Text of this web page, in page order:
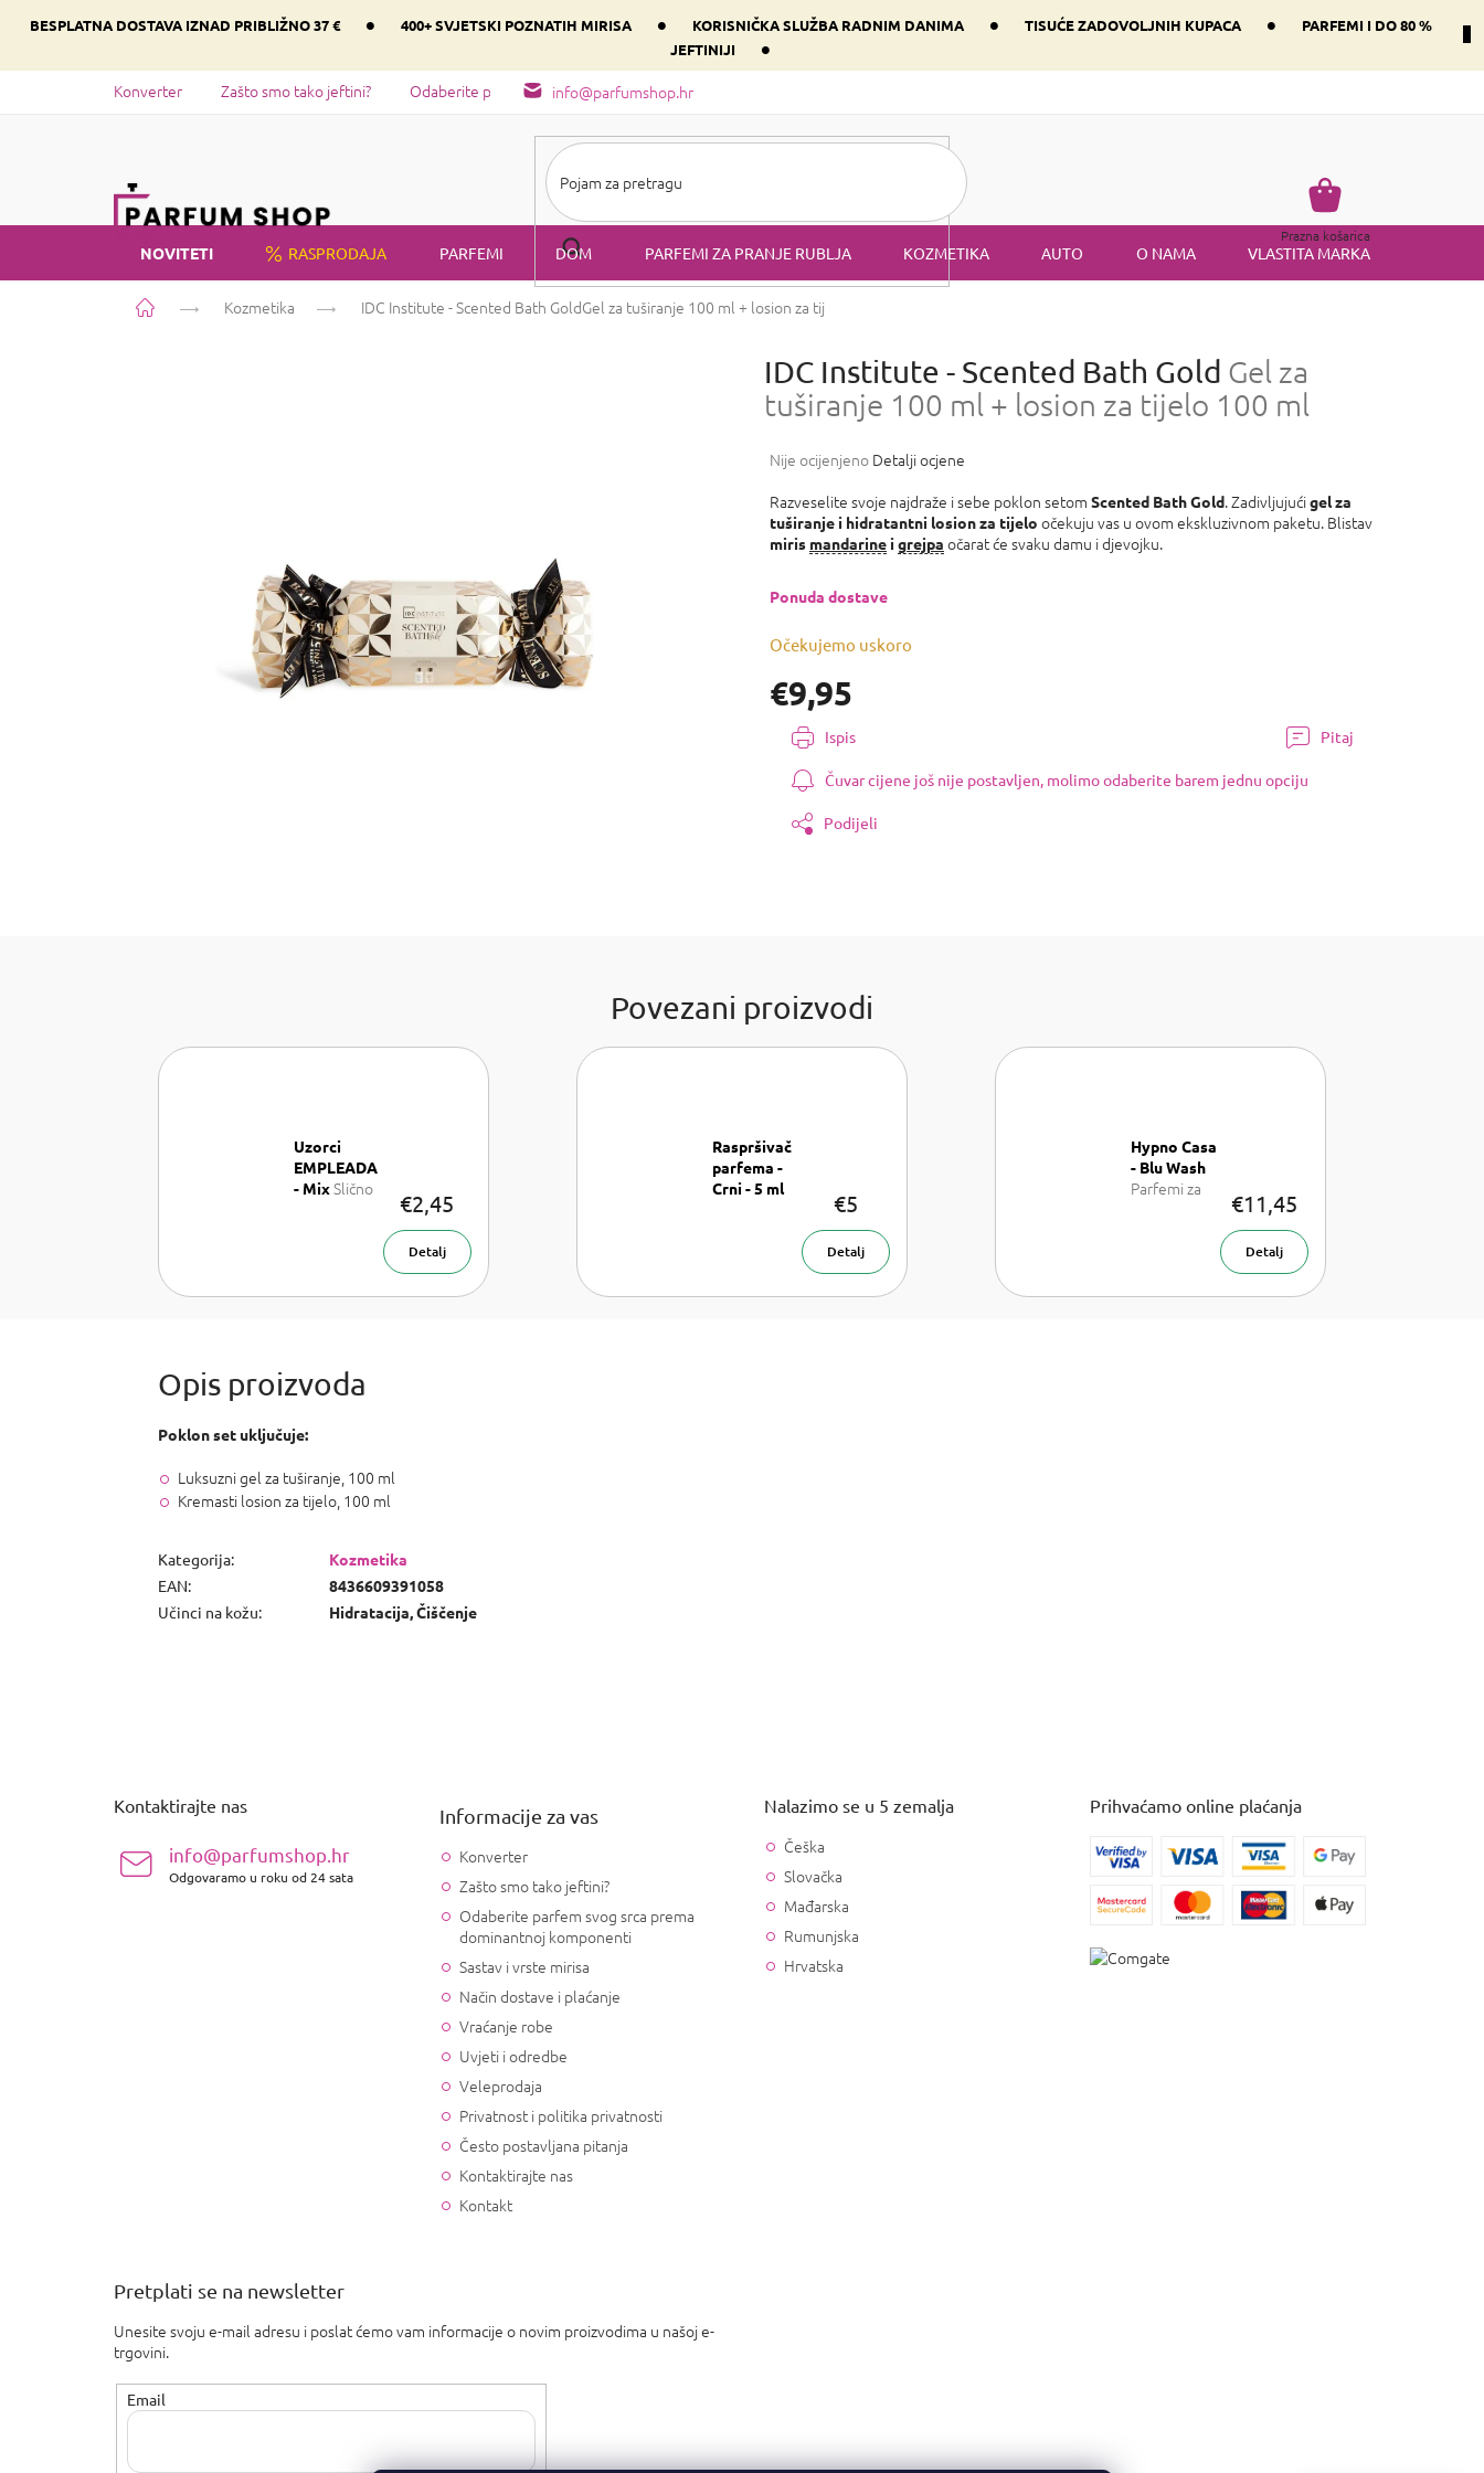
BESPLATNA DOSTAVA IZNAD PRIBLIŽNO 37 € • 400+ SVJETSKI POZNATIH MIRISA • KORISNIČKA SLUŽBA RADNIM DANIMA • TISUĆE ZADOVOLJNIH KUPACA •
PARFEMI I DO 80 %
JEFTINIJI
•
info@parfumshop.hr
Konverter Zašto smo tako jeftini? Odaberite parfem svog srca prema dominantnoj komponenti
Košarica
Prazna košarica
NOVITETI RASPRODAJA PARFEMI DOM PARFEMI ZA PRANJE RUBLJA KOZMETIKA AUTO O NAMA VLASTITA MARKA
Početna Kozmetika IDC Institute - Scented Bath GoldGel za tuširanje 100 ml + losion za tijelo 100 ml
IDC Institute - Scented Bath Gold Gel za
tuširanje 100 ml + losion za tijelo 100 ml
Prosječna
proizvoda
je
0,0
zvjezdica.
Nije ocijenjeno Detalji ocjene
€9,95
Izmjeri
cijenu:
Očekujemo uskoro
Ponuda dostave
Razveselite svoje najdraže i sebe poklon setom Scented Bath Gold. Zadivljujućigel za
tuširanje i hidratantni losion za tijelo očekuju vas u ovom ekskluzivnom paketu. Blistav
miris mandarine i grejpa očarat će svaku damu i djevojku.
Ispis Pitaj
Čuvar cijene još nije postavljen, molimo odaberite barem jednu opciju
Podijeli
Povezani proizvodi
Uzorci
EMPLEADA
- MixSlično
Ford Bitter
Battant a
Ariana
Thank U
€2,45
Detalj
Raspršivač
parfema -
Crni - 5 ml
€5
Detalj
Hypno Casa
- Blu Wash
Parfemi za
€11,45
Detalj
Poklon set uključuje:
Luksuzni gel za tuširanje, 100 ml
Kremasti losion za tijelo, 100 ml
Kategorija:
Kozmetika
EAN:
8436609391058
Učinci na kožu: Hidratacija, Čiščenje
Kontaktirajte nas
info@parfumshop.hr
Odgovaramo u roku od 24 sata
Informacije za vas
Konverter
Zašto smo tako jeftini?
Odaberite parfem svog srca prema
dominantnoj komponenti
Sastav i vrste mirisa
Način dostave i plaćanje
Vraćanje robe
Uvjeti i odredbe
Veleprodaja
Privatnost i politika privatnosti
Često postavljana pitanja
Kontaktirajte nas
Kontakt
Nalazimo se u 5 zemalja
Češka
Slovačka
Mađarska
Rumunjska
Hrvatska
Prihvaćamo online plaćanja
Pretplati se na newsletter
Unesite svoju e-mail adresu i poslat ćemo vam informacije o novim proizvodima u našoj e-
trgovini.
Email